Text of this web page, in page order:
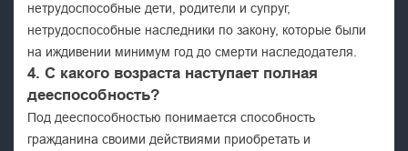
нетрудоспособные дети, родители и супруг,
нетрудоспособные наследники по закону, которые были
на иждивении минимум год до смерти наследодателя.
4. С какого возраста наступает полная
дееспособность?
Под дееспособностью понимается способность
гражданина своими действиями приобретать и